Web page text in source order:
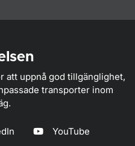
att uppnå god tillgänglighet,
transporter inom
YouTube